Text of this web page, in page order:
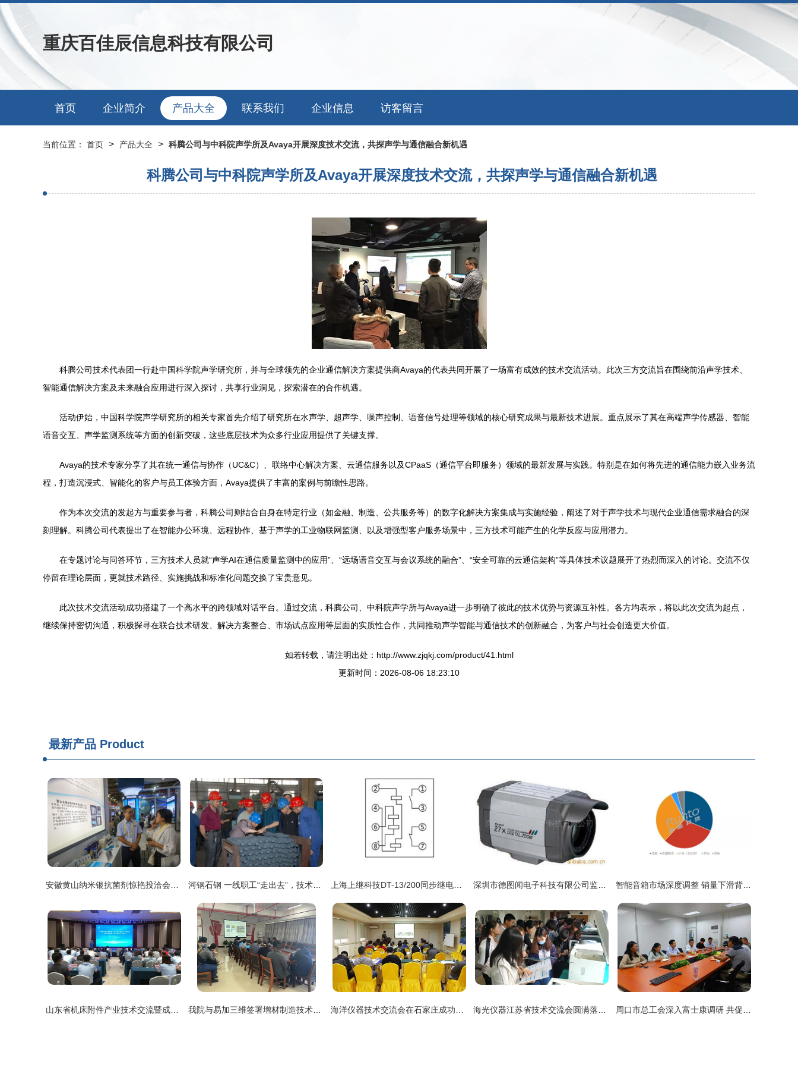
重庆百佳辰信息科技有限公司
首页 企业简介 产品大全 联系我们 企业信息 访客留言
当前位置： 首页 > 产品大全 > 科腾公司与中科院声学所及Avaya开展深度技术交流，共探声学与通信融合新机遇
科腾公司与中科院声学所及Avaya开展深度技术交流，共探声学与通信融合新机遇
科腾公司技术代表团一行赴中国科学院声学研究所，并与全球领先的企业通信解决方案提供商Avaya的代表共同开展了一场富有成效的技术交流活动。此次三方交流旨在围绕前沿声学技术、
智能通信解决方案及未来融合应用进行深入探讨，共享行业洞见，探索潜在的合作机遇。
活动伊始，中国科学院声学研究所的相关专家首先介绍了研究所在水声学、超声学、噪声控制、语音信号处理等领域的核心研究成果与最新技术进展。重点展示了其在高端声学传感器、智能
语音交互、声学监测系统等方面的创新突破，这些底层技术为众多行业应用提供了关键支撑。
Avaya的技术专家分享了其在统一通信与协作（UC&C）、联络中心解决方案、云通信服务以及CPaaS（通信平台即服务）领域的最新发展与实践。特别是在如何将先进的通信能力嵌入业务流
程，打造沉浸式、智能化的客户与员工体验方面，Avaya提供了丰富的案例与前瞻性思路。
作为本次交流的发起方与重要参与者，科腾公司则结合自身在特定行业（如金融、制造、公共服务等）的数字化解决方案集成与实施经验，阐述了对于声学技术与现代企业通信需求融合的深
刻理解。科腾公司代表提出了在智能办公环境、远程协作、基于声学的工业物联网监测、以及增强型客户服务场景中，三方技术可能产生的化学反应与应用潜力。
在专题讨论与问答环节，三方技术人员就“声学AI在通信质量监测中的应用”、“远场语音交互与会议系统的融合”、“安全可靠的云通信架构”等具体技术议题展开了热烈而深入的讨论。交流不仅
停留在理论层面，更就技术路径、实施挑战和标准化问题交换了宝贵意见。
此次技术交流活动成功搭建了一个高水平的跨领域对话平台。通过交流，科腾公司、中科院声学所与Avaya进一步明确了彼此的技术优势与资源互补性。各方均表示，将以此次交流为起点，
继续保持密切沟通，积极探寻在联合技术研发、解决方案整合、市场试点应用等层面的实质性合作，共同推动声学智能与通信技术的创新融合，为客户与社会创造更大价值。
如若转载，请注明出处：http://www.zjqkj.com/product/41.html
更新时间：2026-08-06 18:23:10
最新产品 Product